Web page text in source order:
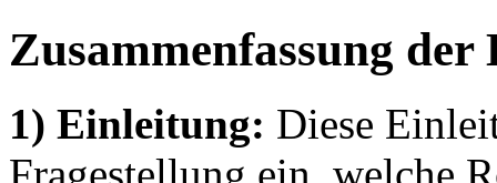
Zusammenfassung der
1) Einleitung: Diese
Fragestellung ein, welche